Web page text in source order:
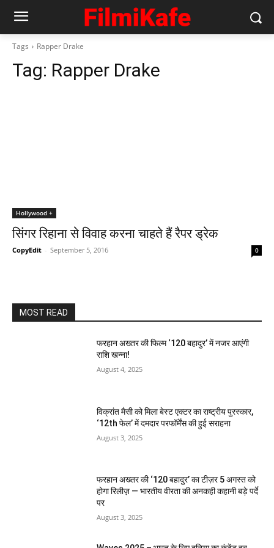
Tags Rapper Drake
Tag: Rapper Drake
Hollywood +
सिंगर रिहाना से विवाह करना चाहते हैं रैपर ड्रेक
CopyEdit - September 5, 2016 0
MOST READ
फरहान अख्तर की फिल्म ‘120 बहादुर’ में नजर आएंगी
राशि खन्ना!
August 4, 2025
विक्रांत मैसी को मिला बेस्ट एक्टर का राष्ट्रीय पुरस्कार,
‘12th फेल’ में दमदार परफॉर्मेंस की हुई सराहना
August 3, 2025
फरहान अख्तर की ‘120 बहादुर’ का टीज़र 5 अगस्त को
होगा रिलीज़ — भारतीय वीरता की अनकही कहानी बड़े पर्दे
पर
August 3, 2025